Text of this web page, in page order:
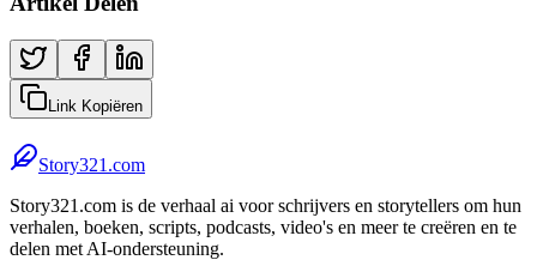
Link Kopiëren
Story321.com
Story321.com is de verhaal ai voor schrijvers en storytellers om hun
verhalen, boeken, scripts, podcasts, video's en meer te creëren en te
delen met AI-ondersteuning.